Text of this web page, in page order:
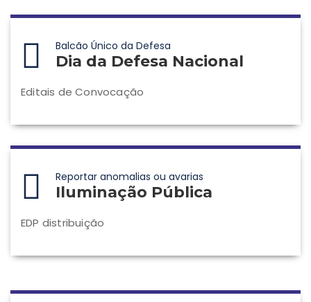
Balcão Único da Defesa
Dia da Defesa Nacional
Editais de Convocação
Reportar anomalias ou avarias
Iluminação Pública
EDP distribuição